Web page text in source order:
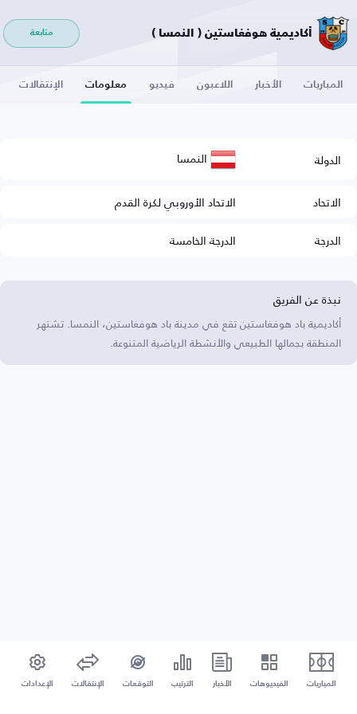
أكاديمية هوفغاستين ( النمسا ) متابعة
المباريات الأخبار اللاعبون فيديو معلومات الإنتقالات
الدولة النمسا
الاتحاد
الاتحاد الأوروبي لكرة القدم
الدرجة
الدرجة الخامسة
نبذة عن الفريق
أكاديمية باد هوفغاستين تقع في مدينة باد هوفغاستين، النمسا. تشتهر
المنطقة بجمالها الطبيعي والأنشطة الرياضية المتنوعة.
المباريات الفيديوهات الأخبار الترتيب التوقعات الإنتقالات الإعدادات